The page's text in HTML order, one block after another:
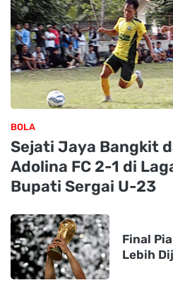
BOLA
Sejati Jaya Bangkit
Adolina FC 2-1 di
Bupati Sergai U-23
Final
Lebih